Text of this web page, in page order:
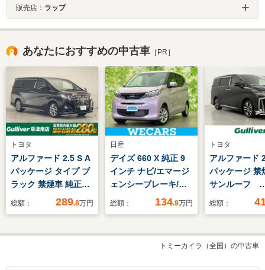
販売店： ラップ
あなたにおすすめの中古車 ［PR］
トヨタ
アルファード 2.5 S A
パッケージ タイプ ブ
ラック 禁煙車 純正9
インチナビ 純正フリ
ーダークルーズコント
総額： 289.8万円
日産
デイズ 660 X 純正 9
インチ ナビ/エマージ
ェンシーブレーキ/ア
ラウンドビューモニタ
グストップ/フルセグ
TV/エアバッグ 運転
総額： 134.9万円
トヨタ
アルファード
パッケージ
サンルーフ
ALPINE11型
ロ ブライン
トモニター
総額：
トミーカイラ（全国）の中古車